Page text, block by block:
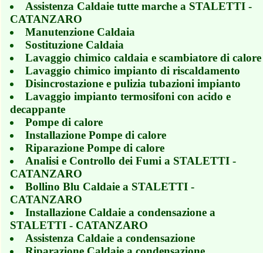
Assistenza Caldaie tutte marche a STALETTI -
CATANZARO
Manutenzione Caldaia
Sostituzione Caldaia
Lavaggio chimico caldaia e scambiatore di calore
Lavaggio chimico impianto di riscaldamento
Disincrostazione e pulizia tubazioni impianto
Lavaggio impianto termosifoni con acido e
decappante
Pompe di calore
Installazione Pompe di calore
Riparazione Pompe di calore
Analisi e Controllo dei Fumi a STALETTI -
CATANZARO
Bollino Blu Caldaie a STALETTI -
CATANZARO
Installazione Caldaie a condensazione a
STALETTI - CATANZARO
Assistenza Caldaie a condensazione